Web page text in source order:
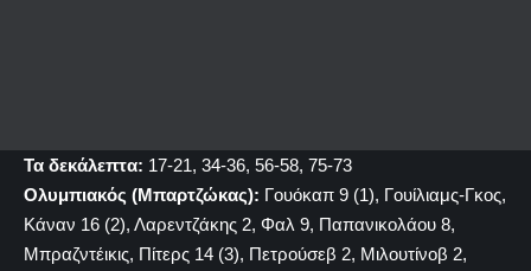
Τα δεκάλεπτα: 17-21, 34-36, 56-58, 75-73
Ολυμπιακός (Μπαρτζώκας): Γουόκαπ 9 (1), Γουίλιαμς-Γκος,
Κάναν 16 (2), Λαρεντζάκης 2, Φαλ 9, Παπανικολάου 8,
Μπραζντέικις, Πίτερς 14 (3), Πετρούσεβ 2, Μιλουτίνοβ 2,